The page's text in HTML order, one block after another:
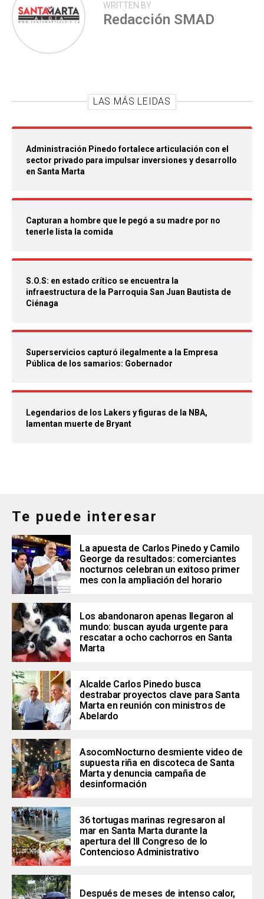
WRITTEN BY
Redacción SMAD
LAS MÁS LEIDAS
Administración Pinedo fortalece articulación con el
sector privado para impulsar inversiones y desarrollo
en Santa Marta
Capturan a hombre que le pegó a su madre por no
tenerle lista la comida
S.O.S: en estado crítico se encuentra la
infraestructura de la Parroquia San Juan Bautista de
Ciénaga
Superservicios capturó ilegalmente a la Empresa
Pública de los samarios: Gobernador
Legendarios de los Lakers y figuras de la NBA,
lamentan muerte de Bryant
Te puede interesar
La apuesta de Carlos Pinedo y Camilo
George da resultados: comerciantes
nocturnos celebran un exitoso primer
mes con la ampliación del horario
Los abandonaron apenas llegaron al
mundo: buscan ayuda urgente para
rescatar a ocho cachorros en Santa
Marta
Alcalde Carlos Pinedo busca
destrabar proyectos clave para Santa
Marta en reunión con ministros de
Abelardo
AsocomNocturno desmiente video de
supuesta riña en discoteca de Santa
Marta y denuncia campaña de
desinformación
36 tortugas marinas regresaron al
mar en Santa Marta durante la
apertura del III Congreso de lo
Contencioso Administrativo
Después de meses de intenso calor,